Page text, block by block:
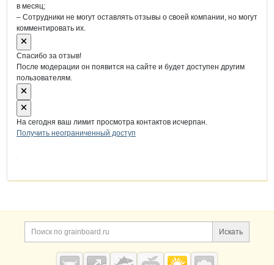
в месяц;
– Сотрудники не могут оставлять отзывы о своей компании, но могут
комментировать их.
Спасибо за отзыв!
После модерации он появится на сайте и будет доступен другим
пользователям.
На сегодня ваш лимит просмотра контактов исчерпан.
Получить неограниченный доступ
Дополнительная информация
Поиск по сайту и
Искать
Cсылки на полезные проекты